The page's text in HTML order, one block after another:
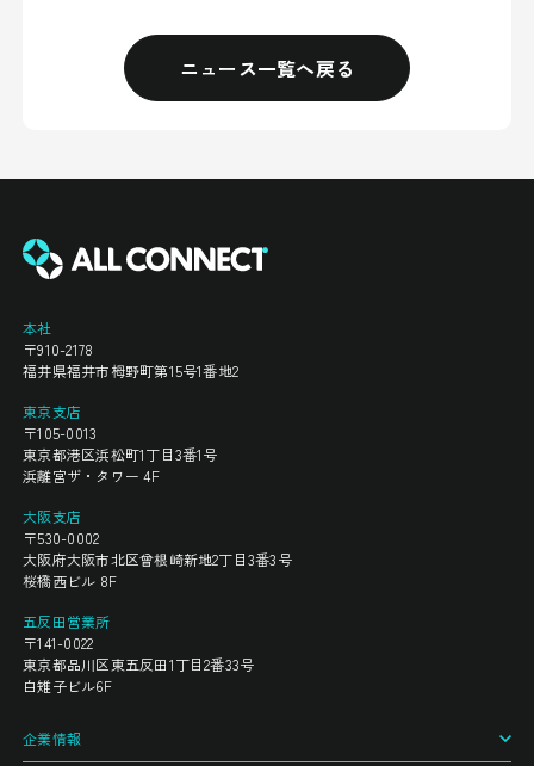
ニュース一覧へ戻る
本社
〒910-2178
福井県福井市栂野町第15号1番地2
東京支店
〒105-0013
東京都港区浜松町1丁目3番1号
浜離宮ザ・タワー 4F
大阪支店
〒530-0002
大阪府大阪市北区曾根崎新地2丁目3番3号
桜橋西ビル 8F
五反田営業所
〒141-0022
東京都品川区東五反田1丁目2番33号
白雉子ビル6F
企業情報